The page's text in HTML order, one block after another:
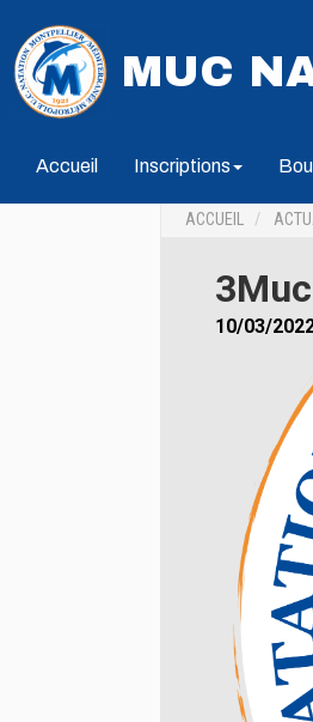
MUC
Accueil Inscriptions
ACCUEIL
10/03/